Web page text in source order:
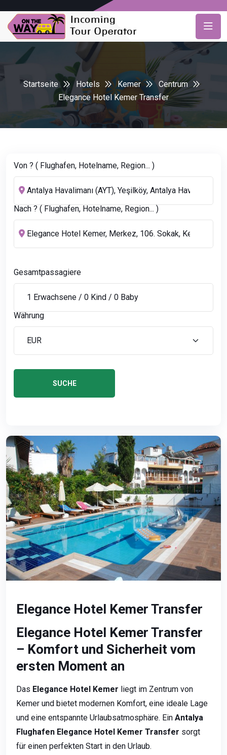
Startseite Hotels Kemer
Centrum
Elegance Hotel Kemer Transfer
Von ? ( Flughafen, Hotelname, Region... )
Nach ? ( Flughafen, Hotelname, Region... )
Gesamtpassagiere
Währung
SUCHE
Elegance Hotel Kemer Transfer
Elegance Hotel Kemer Transfer
– Komfort und Sicherheit vom
ersten Moment an
Das Elegance Hotel Kemer liegt im Zentrum von
Kemer und bietet modernen Komfort, eine ideale Lage
und eine entspannte Urlaubsatmosphäre. Ein Antalya
Flughafen Elegance Hotel Kemer Transfer sorgt
für einen perfekten Start in den Urlaub.